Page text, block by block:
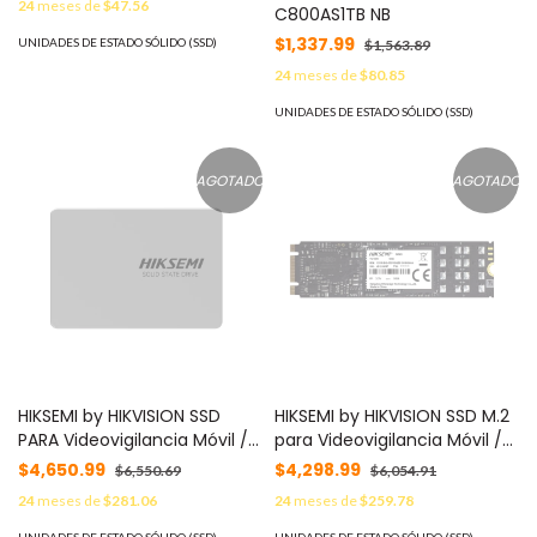
24meses de$47.56
UNIDADES DE ESTADO SÓLIDO (SSD)
C800AS1TB NB
$1,337.99 $1,563.89
24meses de$80.85
UNIDADES DE ESTADO SÓLIDO (SSD)
AGOTADO
HIKSEMI by HIKVISION SSD
PARA Videovigilancia Móvil /
1024 GB / 2.5" / Alto
Performance / Uso 24/7 /
Resistente en Alta
$4,650.99 $6,550.69
24meses de$281.06
AGOTADO
HIKSEMI by HIKVISION SSD M.2
para Videovigilancia Móvil /
1TB / Alto Performance / Uso
24/7 / Resistente en Alta
Temperaturas MOD: HS-
$4,298.99 $6,054.91
24meses de$259.78